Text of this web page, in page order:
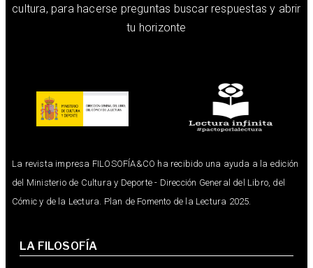
cultura, para hacerse preguntas buscar respuestas y abrir
tu horizonte
La revista impresa FILOSOFÍA&CO ha recibido una ayuda a la edición
del Ministerio de Cultura y Deporte - Dirección General del Libro, del
Cómic y de la Lectura. Plan de Fomento de la Lectura 2025.
LA FILOSOFÍA